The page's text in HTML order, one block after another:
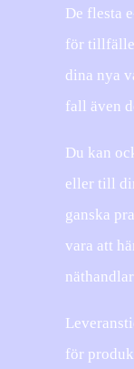
De flesta
för
dina nya
fall även
Du kan
eller till
ganska
vara att
för